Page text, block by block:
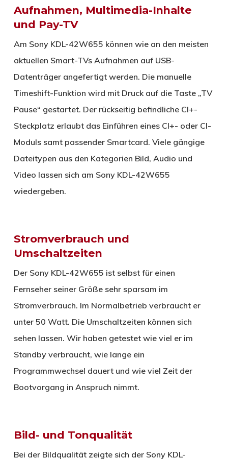
Aufnahmen, Multimedia-Inhalte
und Pay-TV
Am Sony KDL-42W655 können wie an den meisten
aktuellen Smart-TVs Aufnahmen auf USB-
Datenträger angefertigt werden. Die manuelle
Timeshift-Funktion wird mit Druck auf die Taste „TV
Pause“ gestartet. Der rückseitig befindliche CI+-
Steckplatz erlaubt das Einführen eines CI+- oder CI-
Moduls samt passender Smartcard. Viele gängige
Dateitypen aus den Kategorien Bild, Audio und
Video lassen sich am Sony KDL-42W655
wiedergeben.
Stromverbrauch und
Umschaltzeiten
Der Sony KDL-42W655 ist selbst für einen
Fernseher seiner Größe sehr sparsam im
Stromverbrauch. Im Normalbetrieb verbraucht er
unter 50 Watt. Die Umschaltzeiten können sich
sehen lassen. Wir haben getestet wie viel er im
Standby verbraucht, wie lange ein
Programmwechsel dauert und wie viel Zeit der
Bootvorgang in Anspruch nimmt.
Bild- und Tonqualität
Bei der Bildqualität zeigte sich der Sony KDL-